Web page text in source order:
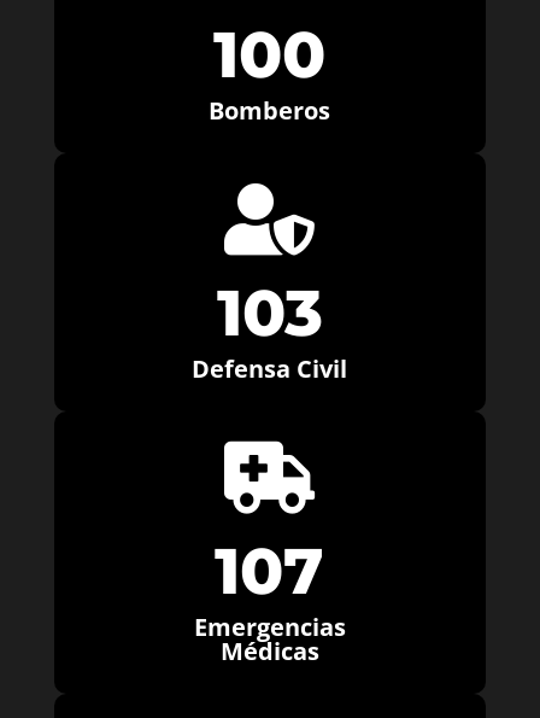
100
Bomberos

103
Defensa Civil

107
Emergencias
Médicas